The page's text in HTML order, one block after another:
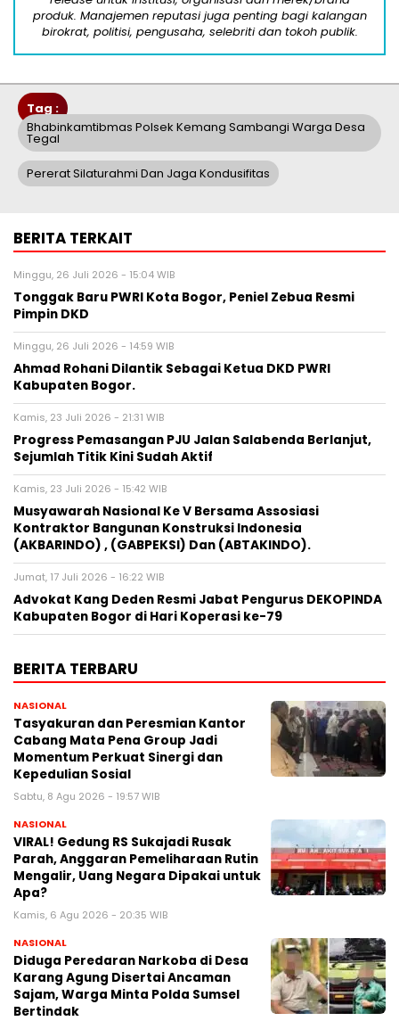
produk. Manajemen reputasi juga penting bagi kalangan
birokrat, politisi, pengusaha, selebriti dan tokoh publik.
Tag :
Bhabinkamtibmas Polsek Kemang Sambangi Warga Desa
Tegal
Pererat Silaturahmi Dan Jaga Kondusifitas
BERITA TERKAIT
Minggu, 26 Juli 2026 - 15:04 WIB
Tonggak Baru PWRI Kota Bogor, Peniel Zebua Resmi
Pimpin DKD
Minggu, 26 Juli 2026 - 14:59 WIB
Ahmad Rohani Dilantik Sebagai Ketua DKD PWRI
Kabupaten Bogor.
Kamis, 23 Juli 2026 - 21:31 WIB
Progress Pemasangan PJU Jalan Salabenda Berlanjut,
Sejumlah Titik Kini Sudah Aktif
Kamis, 23 Juli 2026 - 15:42 WIB
Musyawarah Nasional Ke V Bersama Assosiasi
Kontraktor Bangunan Konstruksi Indonesia
(AKBARINDO) , (GABPEKSI) Dan (ABTAKINDO).
Jumat, 17 Juli 2026 - 16:22 WIB
Advokat Kang Deden Resmi Jabat Pengurus DEKOPINDA
Kabupaten Bogor di Hari Koperasi ke-79
BERITA TERBARU
NASIONAL
Tasyakuran dan Peresmian Kantor
Cabang Mata Pena Group Jadi
Momentum Perkuat Sinergi dan
Kepedulian Sosial
Sabtu, 8 Agu 2026 - 19:57 WIB
NASIONAL
VIRAL! Gedung RS Sukajadi Rusak
Parah, Anggaran Pemeliharaan Rutin
Mengalir, Uang Negara Dipakai untuk
Apa?
Kamis, 6 Agu 2026 - 20:35 WIB
NASIONAL
Diduga Peredaran Narkoba di Desa
Karang Agung Disertai Ancaman
Sajam, Warga Minta Polda Sumsel
Bertindak